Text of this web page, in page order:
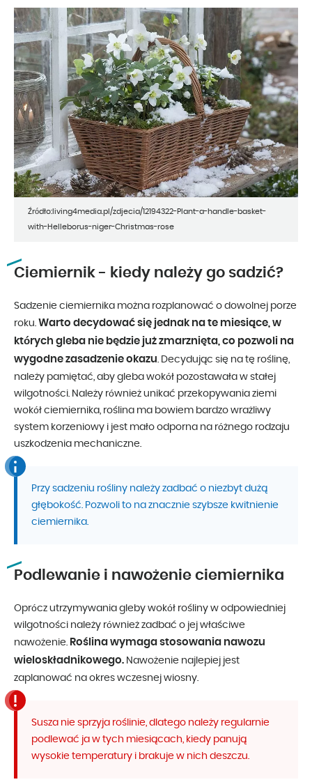
Źródło:living4media.pl/zdjecia/12194322-Plant-a-handle-basket-
with-Helleborus-niger-Christmas-rose
Ciemiernik - kiedy należy go sadzić?
Sadzenie ciemiernika można rozplanować o dowolnej porze
roku. Warto decydować się jednak na te miesiące, w
których gleba nie będzie już zmarznięta, co pozwoli na
wygodne zasadzenie okazu . Decydując się na tę roślinę,
należy pamiętać, aby gleba wokół pozostawała w stałej
wilgotności. Należy również unikać przekopywania ziemi
wokół ciemiernika, roślina ma bowiem bardzo wrażliwy
system korzeniowy i jest mało odporna na różnego rodzaju
uszkodzenia mechaniczne.
Przy sadzeniu rośliny należy zadbać o niezbyt dużą
głębokość. Pozwoli to na znacznie szybsze kwitnienie
ciemiernika.
Podlewanie i nawożenie ciemiernika
Oprócz utrzymywania gleby wokół rośliny w odpowiedniej
wilgotności należy również zadbać o jej właściwe
nawożenie.
Roślina wymaga stosowania nawozu
wieloskładnikowego. Nawożenie najlepiej jest
zaplanować na okres wczesnej wiosny.
Susza nie sprzyja roślinie, dlatego należy regularnie
podlewać ja w tych miesiącach, kiedy panują
wysokie temperatury i brakuje w nich deszczu.